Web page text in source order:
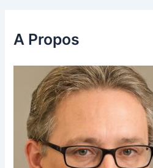
A Propos